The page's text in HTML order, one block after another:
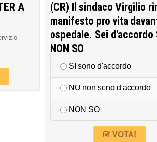
A
(CR) Il sindaco Virgilio
manifesto pro vita
ospedale. Sei d'accordo
NON SO
SI sono d'accordo
NO non sono d'accordo
NON SO
VOTA!